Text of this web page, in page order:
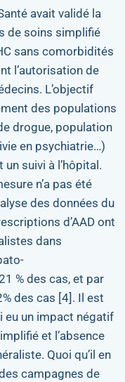
avait validé la
de soins simplifié
sans comorbidités
l’autorisation de
L’objectif
des populations
drogue, population
en psychiatrie…)
suivi à l’hôpital.
n’a pas été
des données du
d’AAD ont
dans
% des cas, et par
des cas [4]. Il est
eu un impact négatif
et l’absence
Quoi qu’il en
campagnes de